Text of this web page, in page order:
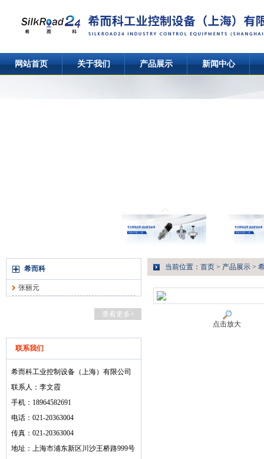
网站首页 关于我们 产品展示 新闻中心
希而科
张丽元
查看更多+
联系我们
希而科工业控制设备（上海）有限公司
联系人：李文霞
手机：18964582691
电话：021-20363004
传真：021-20363004
地址：上海市浦东新区川沙王桥路999号
当前位置： 首页 > 产品展示 >
点击放大